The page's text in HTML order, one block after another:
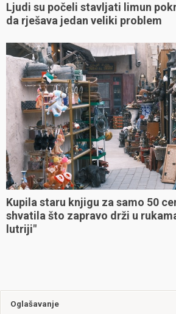
Ljudi su počeli stavljati limun
da rješava jedan veliki problem
Kupila staru knjigu za samo 50
shvatila što zapravo drži u
lutriji"
Oglašavanje